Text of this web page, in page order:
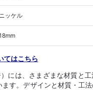
ニッケル
てはこちら
には、さまざまな材質と工
す。デザインと材質・工